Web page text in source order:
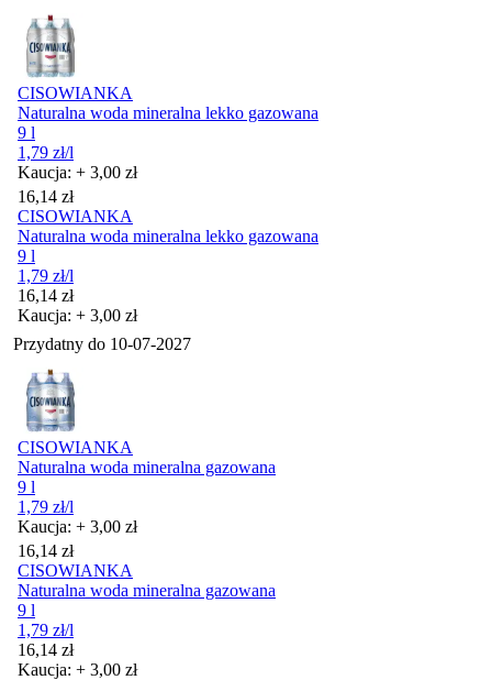
CISOWIANKA
Naturalna woda mineralna lekko gazowana
9 l
1,79 zł/l
Kaucja: + 3,00 zł
Cena
16,14 zł
CISOWIANKA
Naturalna woda mineralna lekko gazowana
9 l
1,79 zł/l
Cena
16,14 zł
Kaucja: + 3,00 zł
Przydatny do 10-07-2027
CISOWIANKA
Naturalna woda mineralna gazowana
9 l
1,79 zł/l
Kaucja: + 3,00 zł
Cena
16,14 zł
CISOWIANKA
Naturalna woda mineralna gazowana
9 l
1,79 zł/l
Cena
16,14 zł
Kaucja: + 3,00 zł